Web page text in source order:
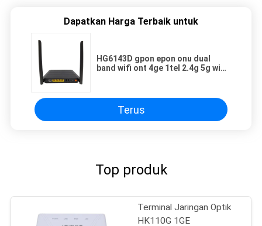
Dapatkan Harga Terbaik untuk
HG6143D gpon epon onu dual
band wifi ont 4ge 1tel 2.4g 5g wifi
Terus
Top produk
Terminal Jaringan Optik
HK110G 1GE